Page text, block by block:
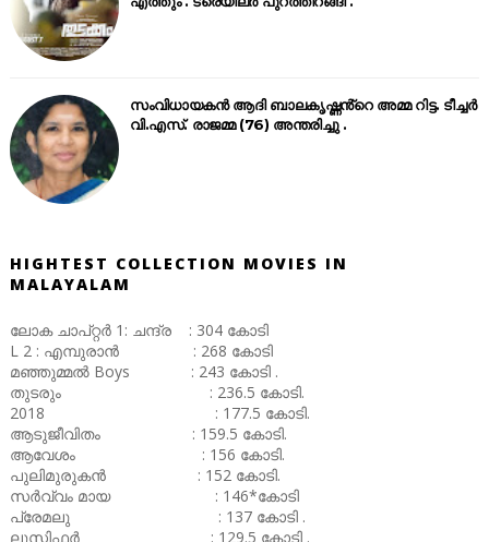
സംവിധായകൻ ആദി ബാലകൃഷ്ണൻ്റെ അമ്മ റിട്ട. ടീച്ചർ
വി.എസ്. രാജമ്മ (76) അന്തരിച്ചു .
HIGHTEST COLLECTION MOVIES IN
MALAYALAM
ലോക ചാപ്റ്റർ 1: ചന്ദ്ര : 304 കോടി
L 2 : എമ്പുരാൻ : 268 കോടി
മഞ്ഞുമ്മൽ Boys : 243 കോടി .
തുടരും : 236.5 കോടി.
2018 : 177.5 കോടി.
ആടുജീവിതം : 159.5 കോടി.
ആവേശം : 156 കോടി.
പുലിമുരുകൻ : 152 കോടി.
സർവ്വം മായ : 146*കോടി
പ്രേമലു : 137 കോടി .
ലൂസിഫർ : 129.5 കോടി .